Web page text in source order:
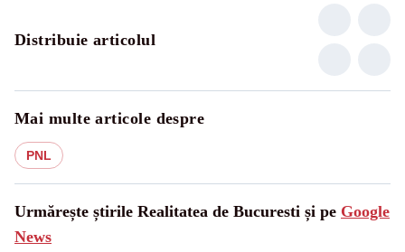
Distribuie articolul
Mai multe articole despre
PNL
Urmărește știrile Realitatea de Bucuresti și pe Google
News